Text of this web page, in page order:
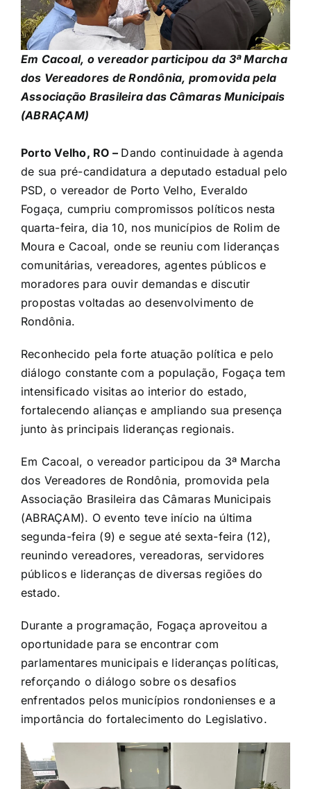
Em Cacoal, o vereador participou da 3ª Marcha
dos Vereadores de Rondônia, promovida pela
Associação Brasileira das Câmaras Municipais
(ABRAÇAM)
Porto Velho, RO – Dando continuidade à agenda
de sua pré-candidatura a deputado estadual pelo
PSD, o vereador de Porto Velho, Everaldo
Fogaça, cumpriu compromissos políticos nesta
quarta-feira, dia 10, nos municípios de Rolim de
Moura e Cacoal, onde se reuniu com lideranças
comunitárias, vereadores, agentes públicos e
moradores para ouvir demandas e discutir
propostas voltadas ao desenvolvimento de
Rondônia.
Reconhecido pela forte atuação política e pelo
diálogo constante com a população, Fogaça tem
intensificado visitas ao interior do estado,
fortalecendo alianças e ampliando sua presença
junto às principais lideranças regionais.
Em Cacoal, o vereador participou da 3ª Marcha
dos Vereadores de Rondônia, promovida pela
Associação Brasileira das Câmaras Municipais
(ABRAÇAM). O evento teve início na última
segunda-feira (9) e segue até sexta-feira (12),
reunindo vereadores, vereadoras, servidores
públicos e lideranças de diversas regiões do
estado.
Durante a programação, Fogaça aproveitou a
oportunidade para se encontrar com
parlamentares municipais e lideranças políticas,
reforçando o diálogo sobre os desafios
enfrentados pelos municípios rondonienses e a
importância do fortalecimento do Legislativo.